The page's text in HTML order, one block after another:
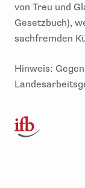
von Treu und
Gesetzbuch),
sachfremden
Hinweis: